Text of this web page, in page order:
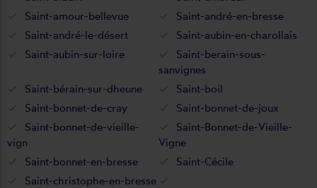
Saint-amour-bellevue
Saint-andré-en-bresse
Saint-andré-le-désert
Saint-aubin-en-charollais
Saint-aubin-sur-loire
Saint-berain-sous-
sanvignes
Saint-bérain-sur-dheune
Saint-boil
Saint-bonnet-de-cray
Saint-bonnet-de-joux
Saint-bonnet-de-vieille-
vign
Saint-Bonnet-de-Vieille-
Vigne
Saint-bonnet-en-bresse
Saint-Cécile
Saint-christophe-en-bresse